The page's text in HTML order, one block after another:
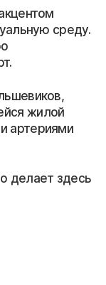
среду.
жилой
артериями
делает здесь